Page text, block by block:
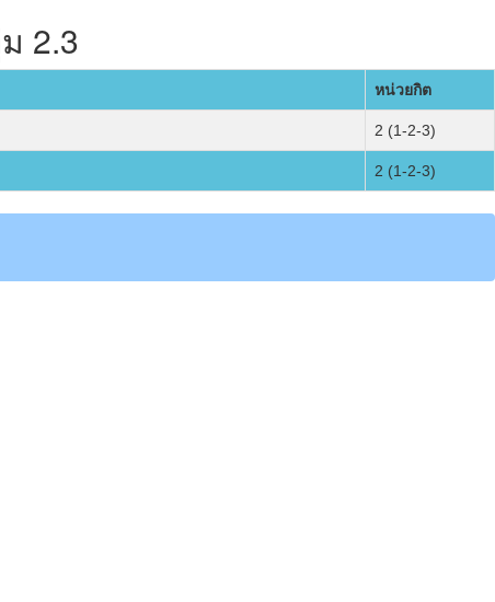
2.3
หน่วยกิต
2 (1-2-3)
2 (1-2-3)